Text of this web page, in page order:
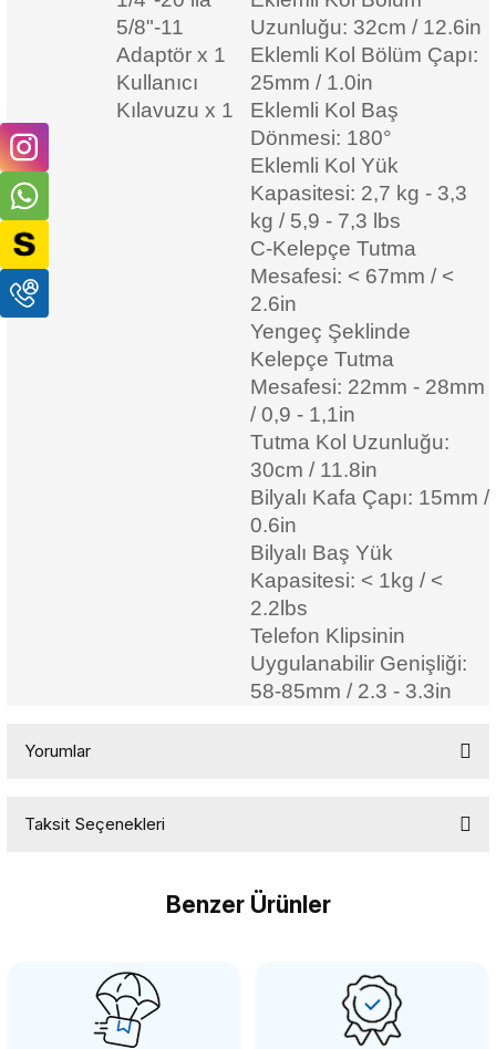
5/8"-11
Adaptör x 1
Kullanıcı
Kılavuzu x 1
Uzunluğu: 32cm / 12.6in
Eklemli Kol Bölüm Çapı:
25mm / 1.0in
Eklemli Kol Baş
Dönmesi: 180°
Eklemli Kol Yük
Kapasitesi: 2,7 kg - 3,3
kg / 5,9 - 7,3 lbs
C-Kelepçe Tutma
Mesafesi: < 67mm / <
2.6in
Yengeç Şeklinde
Kelepçe Tutma
Mesafesi: 22mm - 28mm
/ 0,9 - 1,1in
Tutma Kol Uzunluğu:
30cm / 11.8in
Bilyalı Kafa Çapı: 15mm /
0.6in
Bilyalı Baş Yük
Kapasitesi: < 1kg / <
2.2lbs
Telefon Klipsinin
Uygulanabilir Genişliği:
58-85mm / 2.3 - 3.3in
Yorumlar
Yorum Yaz
Taksit Seçenekleri
Benzer Ürünler
SmallRig 2085 Canon C200 için Gölgelik